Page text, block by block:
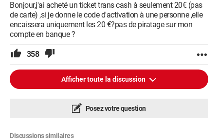
Bonjour,j'ai acheté un ticket trans cash à seulement 20€ (pas
de carte) ,si je donne le code d'activation à une personne ,elle
encaissera uniquement les 20 €?pas de piratage sur mon
compte en banque ?
358
Afficher toute la discussion
Posez votre question
Discussions similaires